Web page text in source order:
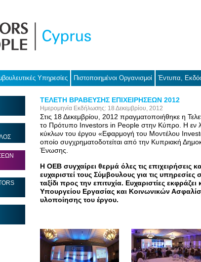
Υπηρεσίες Πιστοποιημένοι Οργανισμοί Έντυπα,
ΤΕΛΕΤΗ ΒΡΑΒΕΥΣΗΣ ΕΠΙΧΕΙΡΗΣΕΩΝ 2012
Ημερομηνία Εκδήλωσης: 18 Δεκεμβρίου, 2012
Στις 18 Δεκεμβρίου, 2012 πραγματοποιήθηκε η
το Πρότυπο Investors in People στην Κύπρο. Η εν
κύκλων του έργου «Εφαρμογή του Μοντέλου
οποίο συγχρηματοδοτείται από την Κυπριακή
Ένωσης.
Η ΟΕΒ συγχαίρει θερμά όλες τις επιχειρήσεις
ευχαριστεί τους Σύμβουλους για τις
ταξίδι προς την επιτυχία. Ευχαριστίες
Υπουργείου Εργασίας και Κοινωνικών
υλοποίησης του έργου.